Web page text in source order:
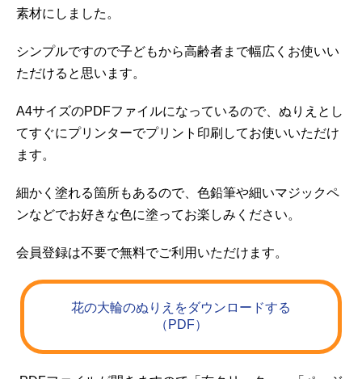
素材にしました。
シンプルですので子どもから高齢者まで幅広くお使いい
ただけると思います。
A4サイズのPDFファイルになっているので、ぬりえとし
てすぐにプリンターでプリント印刷してお使いいただけ
ます。
細かく塗れる箇所もあるので、色鉛筆や細いマジックペ
ンなどでお好きな色に塗ってお楽しみください。
会員登録は不要で無料でご利用いただけます。
花の大輪のぬりえをダウンロードする
（PDF）